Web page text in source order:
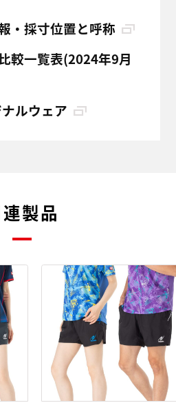
・採寸位置と呼称
較一覧表(2024年9月
ルウェア
製品